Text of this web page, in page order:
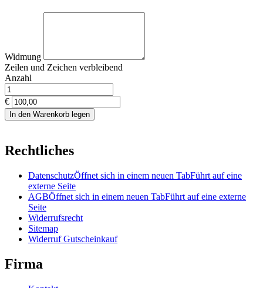
Widmung
Zeilen und Zeichen verbleibend
Anzahl
€
In den Warenkorb legen
Rechtliches
DatenschutzÖffnet sich in einem neuen TabFührt auf eine
externe Seite
AGBÖffnet sich in einem neuen TabFührt auf eine externe
Seite
Widerrufsrecht
Sitemap
Widerruf Gutscheinkauf
Firma